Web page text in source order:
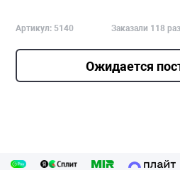
Артикул: 5140 Заказали 118 раз
Ожидается